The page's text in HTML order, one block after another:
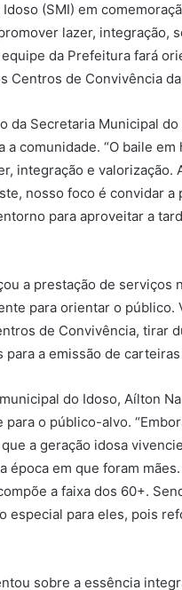
(SMI) em
lazer, integração,
da Prefeitura fará
de Convivência
da Secretaria Municipal
a comunidade. “O baile
integração e
nosso foco é convidar
para aproveitar a
a prestação de serviços
para orientar o
de Convivência, tirar
para a emissão de
do Idoso, Aílton
o público-alvo.
a geração idosa
época em que foram
a faixa dos 60+.
especial para eles, pois
sobre a essência